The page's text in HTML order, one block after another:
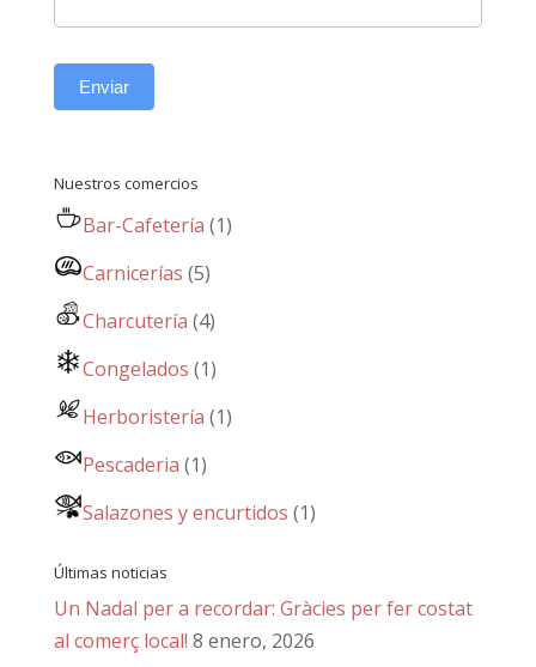
Enviar
Nuestros comercios
Bar-Cafetería (1)
Carnicerías (5)
Charcutería (4)
Congelados (1)
Herboristería (1)
Pescaderia (1)
Salazones y encurtidos (1)
Últimas noticias
Un Nadal per a recordar: Gràcies per fer costat
al comerç local! 8 enero, 2026